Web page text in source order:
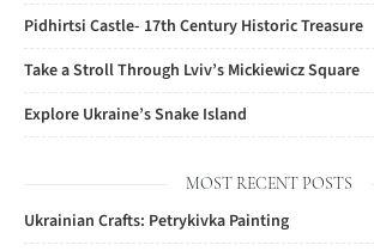
Pidhirtsi Castle- 17th Century Historic Treasure
Take a Stroll Through Lviv’s Mickiewicz Square
Explore Ukraine’s Snake Island
MOST RECENT POSTS
Ukrainian Crafts: Petrykivka Painting